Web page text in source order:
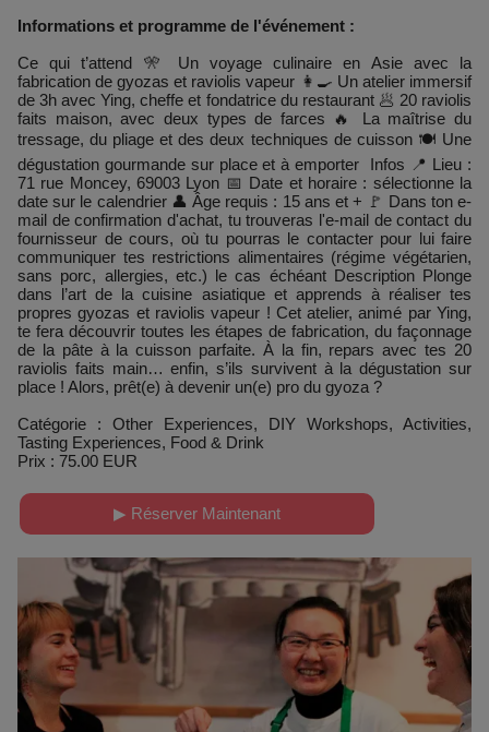
Informations et programme de l'événement :
Ce qui t’attend 🎌 Un voyage culinaire en Asie avec la
fabrication de gyozas et raviolis vapeur 👩‍🍳 Un atelier immersif
de 3h avec Ying, cheffe et fondatrice du restaurant 🥟 20 raviolis
faits maison, avec deux types de farces 🔥 La maîtrise du
tressage, du pliage et des deux techniques de cuisson 🍽️ Une
dégustation gourmande sur place et à emporter Infos 📍 Lieu :
71 rue Moncey, 69003 Lyon 📅 Date et horaire : sélectionne la
date sur le calendrier 👤 Âge requis : 15 ans et + 🚩 Dans ton e-
mail de confirmation d'achat, tu trouveras l'e-mail de contact du
fournisseur de cours, où tu pourras le contacter pour lui faire
communiquer tes restrictions alimentaires (régime végétarien,
sans porc, allergies, etc.) le cas échéant Description Plonge
dans l’art de la cuisine asiatique et apprends à réaliser tes
propres gyozas et raviolis vapeur ! Cet atelier, animé par Ying,
te fera découvrir toutes les étapes de fabrication, du façonnage
de la pâte à la cuisson parfaite. À la fin, repars avec tes 20
raviolis faits main… enfin, s’ils survivent à la dégustation sur
place ! Alors, prêt(e) à devenir un(e) pro du gyoza ?
Catégorie : Other Experiences, DIY Workshops, Activities,
Tasting Experiences, Food & Drink
Prix : 75.00 EUR
▶ Réserver Maintenant